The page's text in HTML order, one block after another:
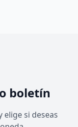
boletín
elige si deseas